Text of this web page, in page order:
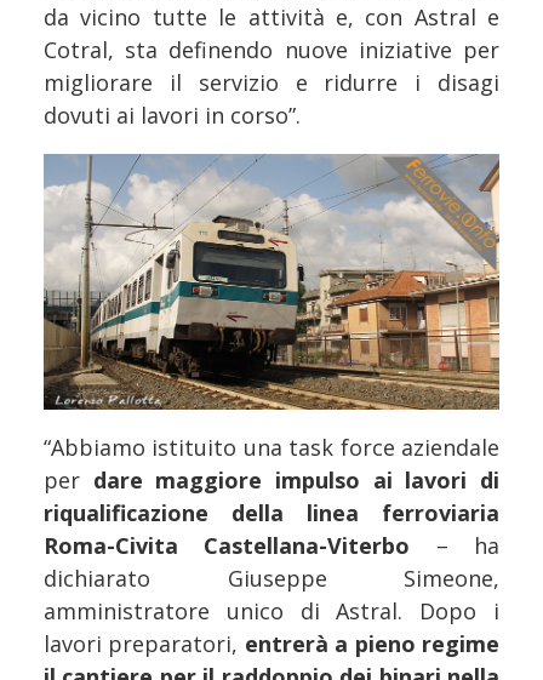
da vicino tutte le attività e, con Astral e
Cotral, sta definendo nuove iniziative per
migliorare il servizio e ridurre i disagi
dovuti ai lavori in corso”.
“Abbiamo istituito una task force aziendale
per dare maggiore impulso ai lavori di
riqualificazione della linea ferroviaria
Roma-Civita Castellana-Viterbo – ha
dichiarato Giuseppe Simeone,
amministratore unico di Astral. Dopo i
lavori preparatori, entrerà a pieno regime